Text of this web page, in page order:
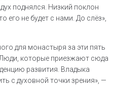
поднялся. Низкий поклон
его не будет с нами. До слёз»,
для монастыря за эти пять
которые приезжают сюда
развития. Владыка
с духовной точки зрения», —